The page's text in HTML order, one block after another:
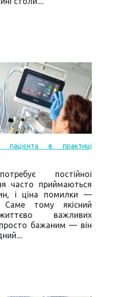
пацієнта в практиці
постійної
часто приймаються
і ціна помилки —
Саме тому якісний
важливих
просто бажаним — він